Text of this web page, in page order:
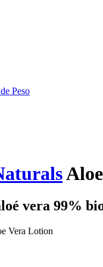
Peso
vera 99%
Vera Lotion